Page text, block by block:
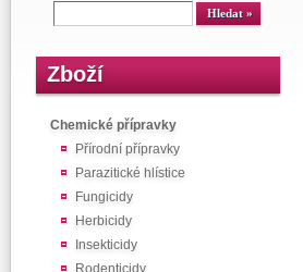
Zboží
Chemické přípravky
Přírodní přípravky
Parazitické hlístice
Fungicidy
Herbicidy
Insekticidy
Rodenticidy